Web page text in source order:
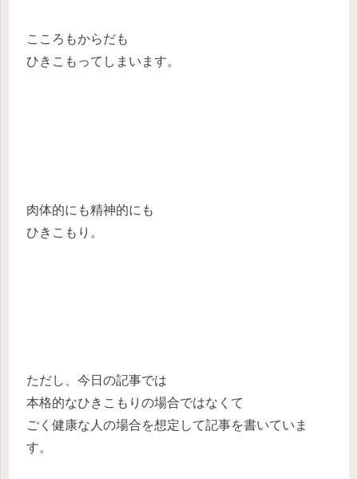
こころもからだも
ひきこもってしまいます。
肉体的にも精神的にも
ひきこもり。
ただし、今日の記事では
本格的なひきこもりの場合ではなくて
ごく健康な人の場合を想定して記事を書いていま
す。